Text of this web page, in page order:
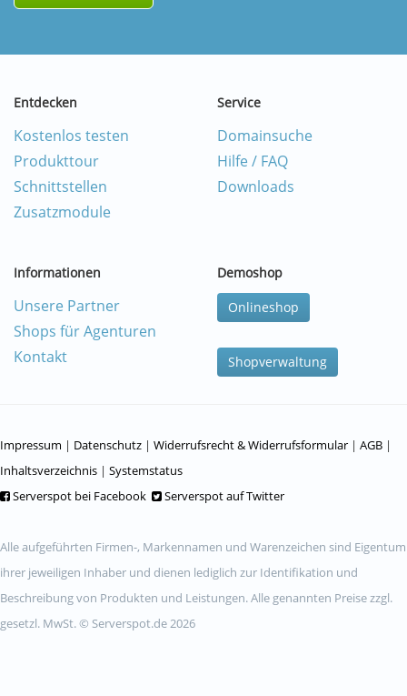
Entdecken
Kostenlos testen
Produkttour
Schnittstellen
Zusatzmodule
Service
Domainsuche
Hilfe / FAQ
Downloads
Informationen
Unsere Partner
Shops für Agenturen
Kontakt
Demoshop
Onlineshop
Shopverwaltung
Impressum | Datenschutz | Widerrufsrecht & Widerrufsformular | AGB |
Inhaltsverzeichnis | Systemstatus
Serverspot bei Facebook
Serverspot auf Twitter
Alle aufgeführten Firmen-, Markennamen und Warenzeichen sind Eigentum
ihrer jeweiligen Inhaber und dienen lediglich zur Identifikation und
Beschreibung von Produkten und Leistungen. Alle genannten Preise zzgl.
gesetzl. MwSt. © Serverspot.de 2026